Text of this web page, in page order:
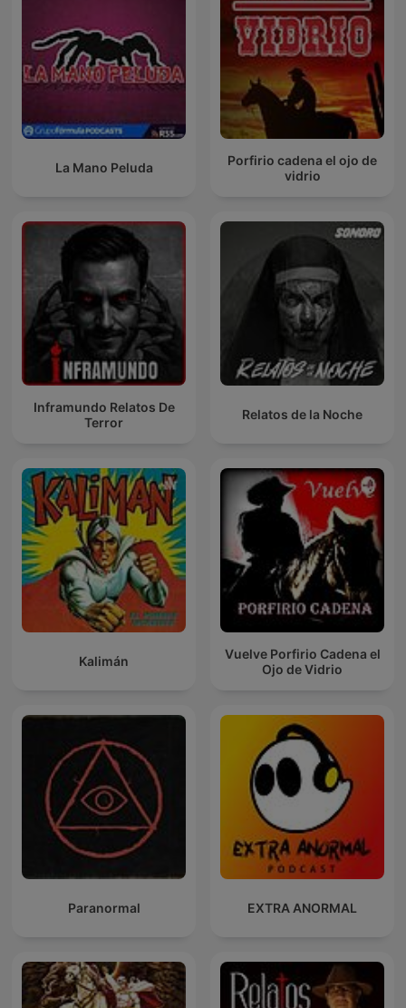
La Mano Peluda
Porfirio cadena el ojo de
vidrio
Inframundo Relatos De
Terror
Relatos de la Noche
Kalimán
Vuelve Porfirio Cadena el
Ojo de Vidrio
Paranormal EXTRA ANORMAL